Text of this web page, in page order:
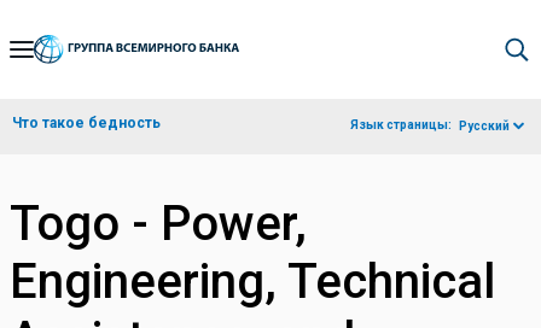
Skip
Navigation
Что такое бедность Язык страницы: Русский
Togo - Power,
Engineering, Technical